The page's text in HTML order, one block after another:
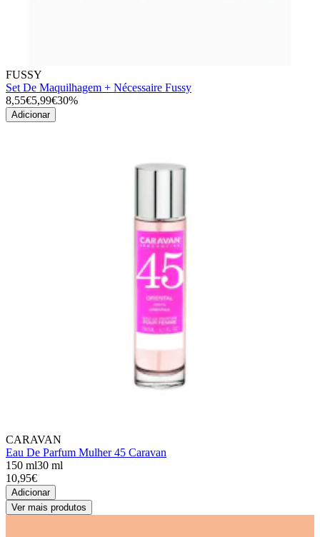
FUSSY
Set De Maquilhagem + Nécessaire Fussy
8,55€5,99€30%
Adicionar
CARAVAN
Eau De Parfum Mulher 45 Caravan
150 ml30 ml
10,95€
Adicionar
Ver mais produtos